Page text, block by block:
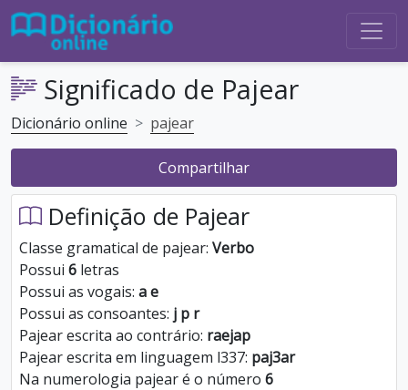
Significado de Pajear
Dicionário online pajear
Compartilhar
Definição de Pajear
Classe gramatical de pajear: Verbo
Possui 6 letras
Possui as vogais: a e
Possui as consoantes: j p r
Pajear escrita ao contrário: raejap
Pajear escrita em linguagem l337: paj3ar
Na numerologia pajear é o número 6